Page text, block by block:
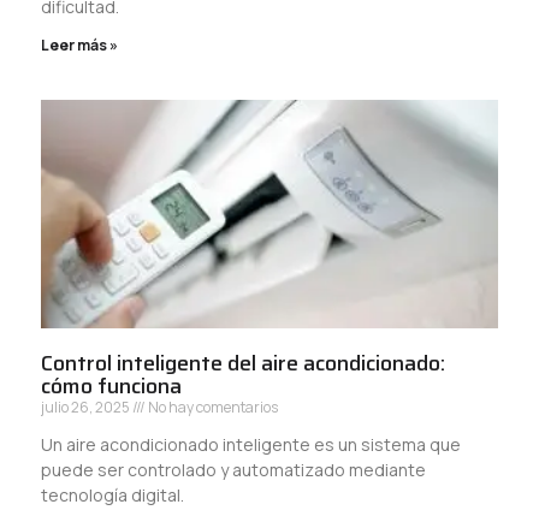
dificultad.
Leer más »
Control inteligente del aire acondicionado:
cómo funciona
julio 26, 2025 No hay comentarios
Un aire acondicionado inteligente es un sistema que
puede ser controlado y automatizado mediante
tecnología digital.